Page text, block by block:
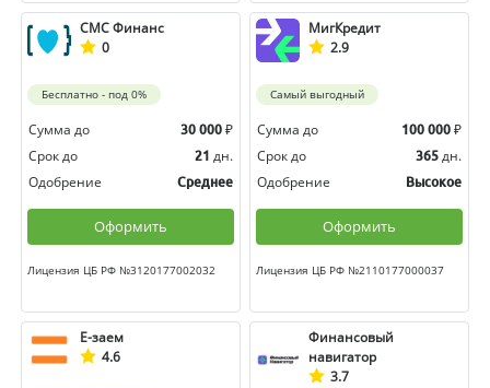
СМС Финанс
0
Бесплатно - под 0%
Сумма до 30 000 ₽
Срок до
21 дн.
Одобрение
Среднее
Оформить
Лицензия ЦБ РФ №3120177002032
МигКредит
2.9
Самый выгодный
Сумма до 100 000 ₽
Срок до
365 дн.
Одобрение
Высокое
Оформить
Лицензия ЦБ РФ №2110177000037
Е-заем
4.6
Финансовый
навигатор
3.7